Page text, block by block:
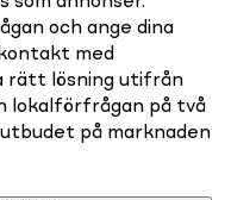
och ange dina
med
rätt lösning utifrån
lokalförfrågan på två
på marknaden